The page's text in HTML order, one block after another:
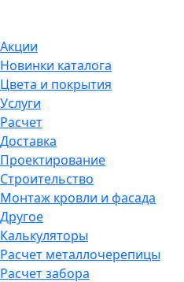
Акции
Новинки каталога
Цвета и покрытия
Услуги
Расчет
Доставка
Проектирование
Строительство
Монтаж кровли и фасада
Другое
Калькуляторы
Расчет металлочерепицы
Расчет забора